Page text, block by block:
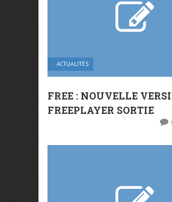
ACTUALITÉS
FREE : NOUVELLE
FREEPLAYER SORTIE